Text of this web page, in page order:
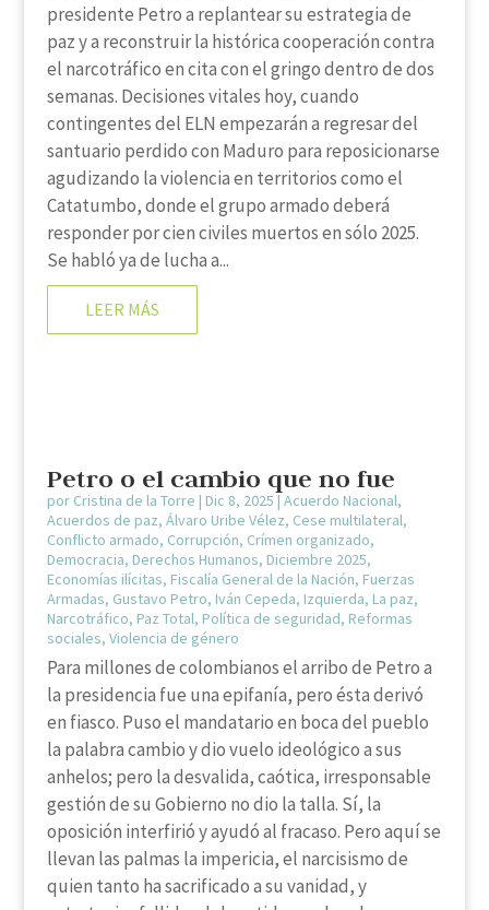
presidente Petro a replantear su estrategia de
paz y a reconstruir la histórica cooperación contra
el narcotráfico en cita con el gringo dentro de dos
semanas. Decisiones vitales hoy, cuando
contingentes del ELN empezarán a regresar del
santuario perdido con Maduro para reposicionarse
agudizando la violencia en territorios como el
Catatumbo, donde el grupo armado deberá
responder por cien civiles muertos en sólo 2025.
Se habló ya de lucha a...
LEER MÁS
Petro o el cambio que no fue
por Cristina de la Torre | Dic 8, 2025 | Acuerdo Nacional,
Acuerdos de paz, Álvaro Uribe Vélez, Cese multilateral,
Conflicto armado, Corrupción, Crímen organizado,
Democracia, Derechos Humanos, Diciembre 2025,
Economías ilícitas, Fiscalía General de la Nación, Fuerzas
Armadas, Gustavo Petro, Iván Cepeda, Izquierda, La paz,
Narcotráfico, Paz Total, Política de seguridad, Reformas
sociales, Violencia de género
Para millones de colombianos el arribo de Petro a
la presidencia fue una epifanía, pero ésta derivó
en fiasco. Puso el mandatario en boca del pueblo
la palabra cambio y dio vuelo ideológico a sus
anhelos; pero la desvalida, caótica, irresponsable
gestión de su Gobierno no dio la talla. Sí, la
oposición interfirió y ayudó al fracaso. Pero aquí se
llevan las palmas la impericia, el narcisismo de
quien tanto ha sacrificado a su vanidad, y